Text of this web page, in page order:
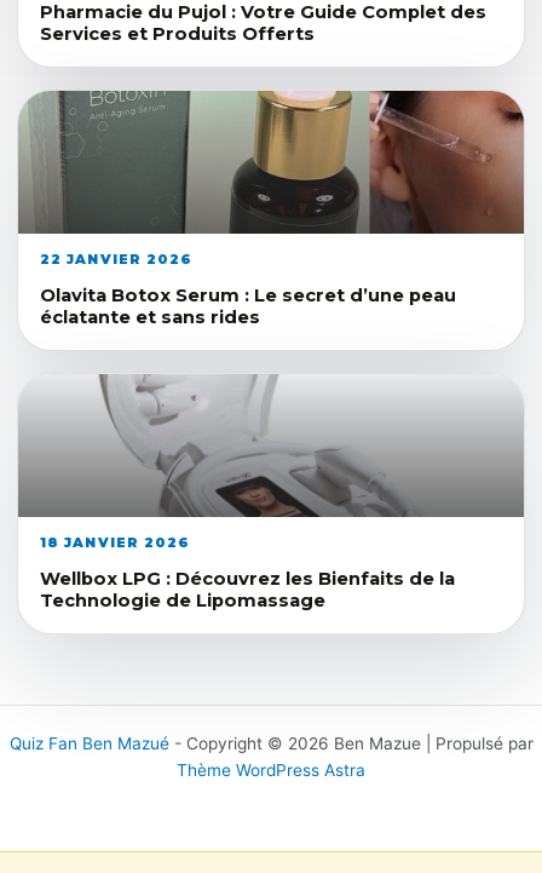
Pharmacie du Pujol : Votre Guide Complet des
Services et Produits Offerts
22 JANVIER 2026
Olavita Botox Serum : Le secret d’une peau
éclatante et sans rides
18 JANVIER 2026
Wellbox LPG : Découvrez les Bienfaits de la
Technologie de Lipomassage
Quiz Fan Ben Mazué- Copyright © 2026 Ben Mazue | Propulsé par
Thème WordPress Astra